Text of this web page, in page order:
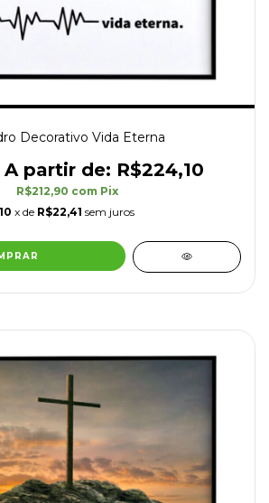
Decorativo Vida Eterna
R$224,10
R$212,90 com Pix
10 x de R$22,41 sem juros